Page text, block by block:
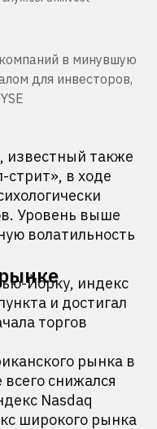
в минувшую
для инвесторов,
известный также
стрит», в ходе
Уровень выше
волатильность
Йорку, индекс
и достигал
торгов
рынка в
снижался
Nasdaq
широкого рынка